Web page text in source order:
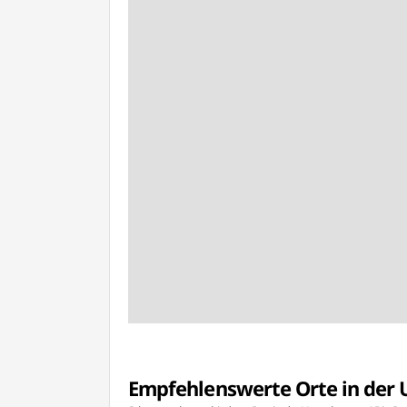
Empfehlenswerte Orte in der